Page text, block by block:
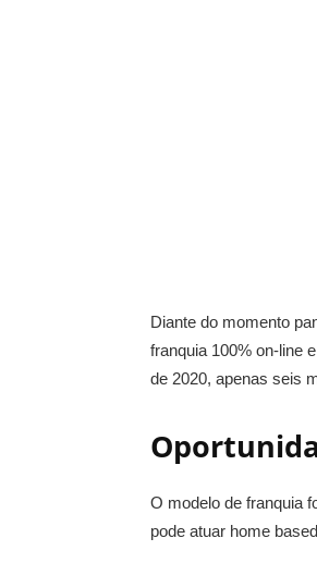
Diante do momento
franquia 100% on-line
de 2020, apenas seis
O modelo de franquia
pode atuar home